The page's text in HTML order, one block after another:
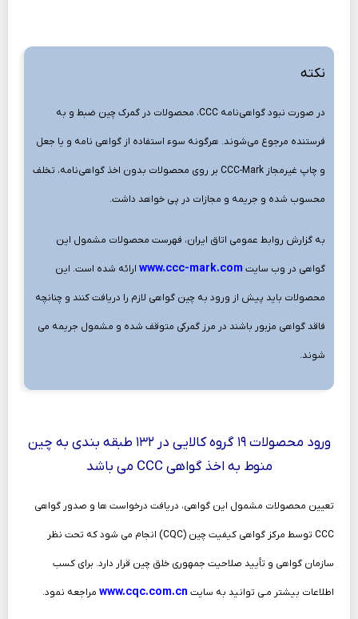
نکته
در صورت نبود گواهی‌نامه CCC، محصولات در گمرک چین ضبط و به
فرستنده مرجوع می‌شوند. هرگونه سوء استفاده از گواهی‌ نامه و یا جعل
و چاپ غیرمجاز CCC-Mark بر روی محصولات بدون اخذ گواهی‌نامه، تخلف
محسوب شده و جریمه و مجازات در پی خواهد داشت.
به گزارش روابط عمومی اتاق ایران، فهرست محصولات مشمول این
گواهی در وب سایت www.ccc-mark.com ارائه شده است. این
محصولات باید پیش از ورود به چین گواهی لازم را دریافت کنند و چنانچه
فاقد گواهی مزبور باشند در مرز گمرکی متوقف شده و مشمول جریمه می
شوند.
ورود محصولات ۱۹ گروه کالایی در ۱۳۲ طبقه بندی به چین
منوط به اخذ گواهی CCC می باشد
تعیین محصولات مشمول این گواهی، دریافت درخواست ها و صدور گواهی
CCC توسط مرکز گواهی کیفیت چین (CQC) انجام می شود که تحت نظر
سازمان گواهی و تأیید صلاحیت جمهوری خلق چین قرار دارد. برای کسب
اطلاعات بیشتر مـی توانید به سایت www.cqc.com.cn مراجعه نمود.